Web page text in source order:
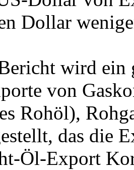
Dollar
wird ein
von
Rohöl),
das die
Öl-Export